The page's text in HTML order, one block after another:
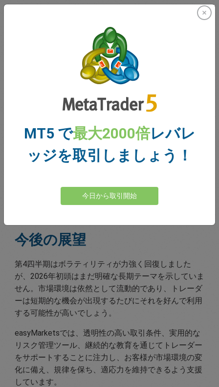
このような環境下で、トレーダーは長期的な予測や政
策シグナルに頼るのではなく、価格変動に柔軟に対応
第4四半期が今日のトレーダ
ーについて何を語っているか
2025年第4四半期は、トレーダーの行動における重要
な変化を浮き彫りにしました。ボラティリティの高さ
はもはや自動的に警戒感につながるものではありませ
ん。むしろ、多くのトレーダーは、リスクを管理し、
決断力を持って行動できる限り、動きの速い市場での
取引にますます慣れてきています。
は、投機よりもコントロールを重視する傾向が強まっ
ていることを示唆しています。トレーダーは積極的で
今後の展望
第4四半期はボラティリティが力強く回復しました
が、2026年初頭はまだ明確な長期テーマを示していま
せん。市場環境は依然として流動的であり、トレーダ
ーは短期的な機会が出現するたびにそれを好んで利用
する可能性が高いでしょう。
easyMarketsでは、透明性の高い取引条件、実用的な
リスク管理ツール、継続的な教育を通じてトレーダー
をサポートすることに注力し、お客様が市場環境の変
化に備え、規律を保ち、適応力を維持できるよう支援
しています。
MT5 で最大2000倍レバレ
ッジを取引しましょう！
今日から取引開始